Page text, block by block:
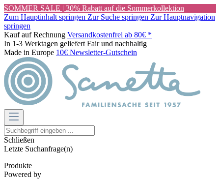
SOMMER SALE | 30% Rabatt auf die Sommerkollektion
Zum Hauptinhalt springen Zur Suche springen Zur Hauptnavigation
springen
Kauf auf Rechnung Versandkostenfrei ab 80€ *
In 1-3 Werktagen geliefert Fair und nachhaltig
Made in Europe 10€ Newsletter-Gutschein
Schließen
Letzte Suchanfrage(n)
Produkte
Powered by